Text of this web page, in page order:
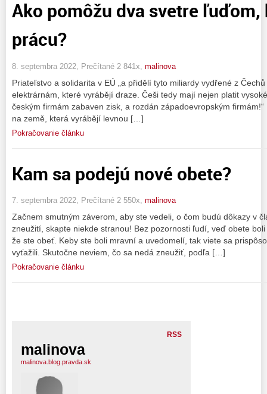
Ako pomôžu dva svetre
prácu?
8. septembra 2022, Prečítané 2 841x, malinova
Priateľstvo a solidarita v EÚ „a přidělí tyto miliardy vydřené z
elektrárnám, které vyrábějí draze. Češi tedy mají nejen platit
českým firmám zabaven zisk, a rozdán západoevropským
na země, která vyrábějí levnou […]
Pokračovanie článku
Kam sa podejú nové obete?
7. septembra 2022, Prečítané 2 550x, malinova
Začnem smutným záverom, aby ste vedeli, o čom budú dôkazy v
zneužití, skapte niekde stranou! Bez pozornosti ľudí, veď obete
že ste obeť. Keby ste boli mravní a uvedomelí, tak viete sa
vyťažili. Skutočne neviem, čo sa nedá zneužiť, podľa […]
Pokračovanie článku
RSS
malinova
malinova.blog.pravda.sk